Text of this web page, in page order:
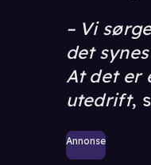
– Vi
det
At det er
utedrift,
Annonse